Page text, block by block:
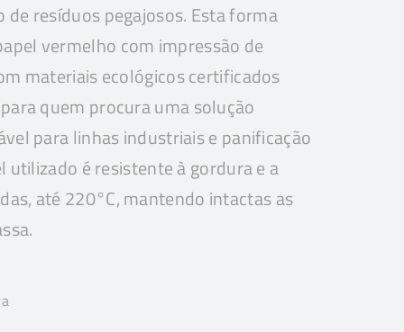
de resíduos pegajosos. Esta forma
vermelho com impressão de
materiais ecológicos certificados
quem procura uma solução
para linhas industriais e panificação
utilizado é resistente à gordura e a
até 220°C, mantendo intactas as